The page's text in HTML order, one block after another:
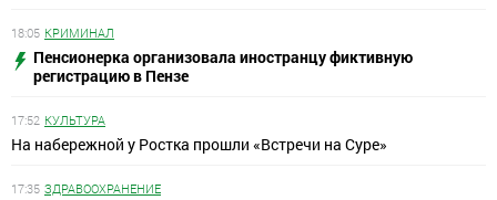
18:05 КРИМИНАЛ
Пенсионерка организовала иностранцу фиктивную
регистрацию в Пензе
17:52 КУЛЬТУРА
На набережной у Ростка прошли «Встречи на Суре»
17:35 ЗДРАВООХРАНЕНИЕ